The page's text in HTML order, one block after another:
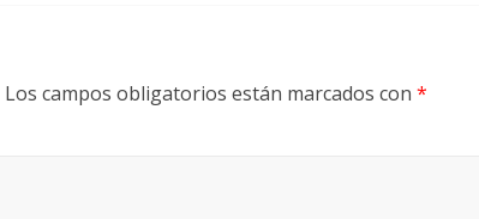
Los campos obligatorios están marcados con *